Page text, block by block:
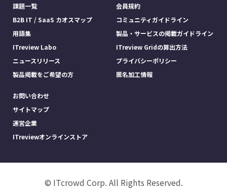
課題一覧
B2B IT / SaaS カオスマップ
用語集
ITreview Labo
ニュースリリース
製品掲載をご希望の方
会員規約
コミュニティガイドライン
製品・サービスの掲載ガイドライン
ITreview Gridの算出方法
プライバシーポリシー
匿名加工情報
お問い合わせ
サイトマップ
運営企業
ITreviewオンラインストア
© ITcrowd Corp. All Rights Reserved.